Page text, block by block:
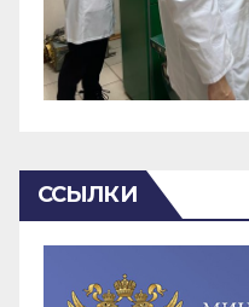
ССЫЛКИ